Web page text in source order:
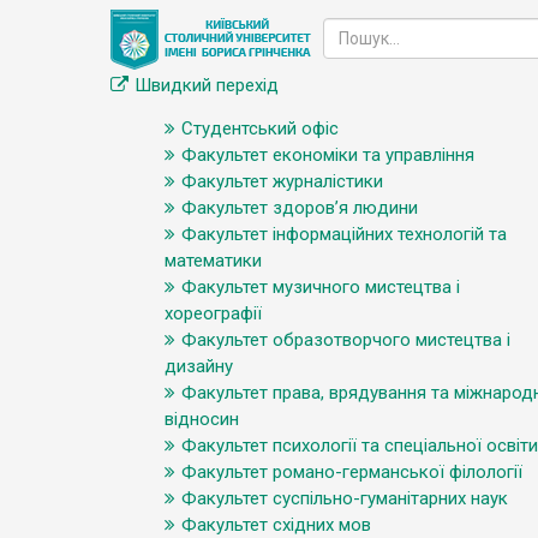
Швидкий перехід
Студентський офіс
Факультет економіки та управління
Факультет журналістики
Факультет здоров’я людини
Факультет інформаційних технологій та
математики
Факультет музичного мистецтва і
хореографії
Факультет образотворчого мистецтва і
дизайну
Факультет права, врядування та
відносин
Факультет психології та спеціальної освіти
Факультет романо-германської філології
Факультет суспільно-гуманітарних наук
Факультет східних мов